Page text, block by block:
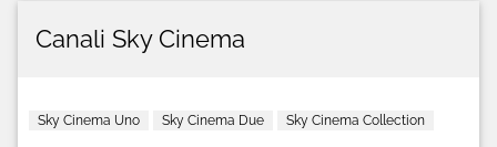
Canali Sky Cinema
Sky Cinema Uno Sky Cinema Due Sky Cinema Collection